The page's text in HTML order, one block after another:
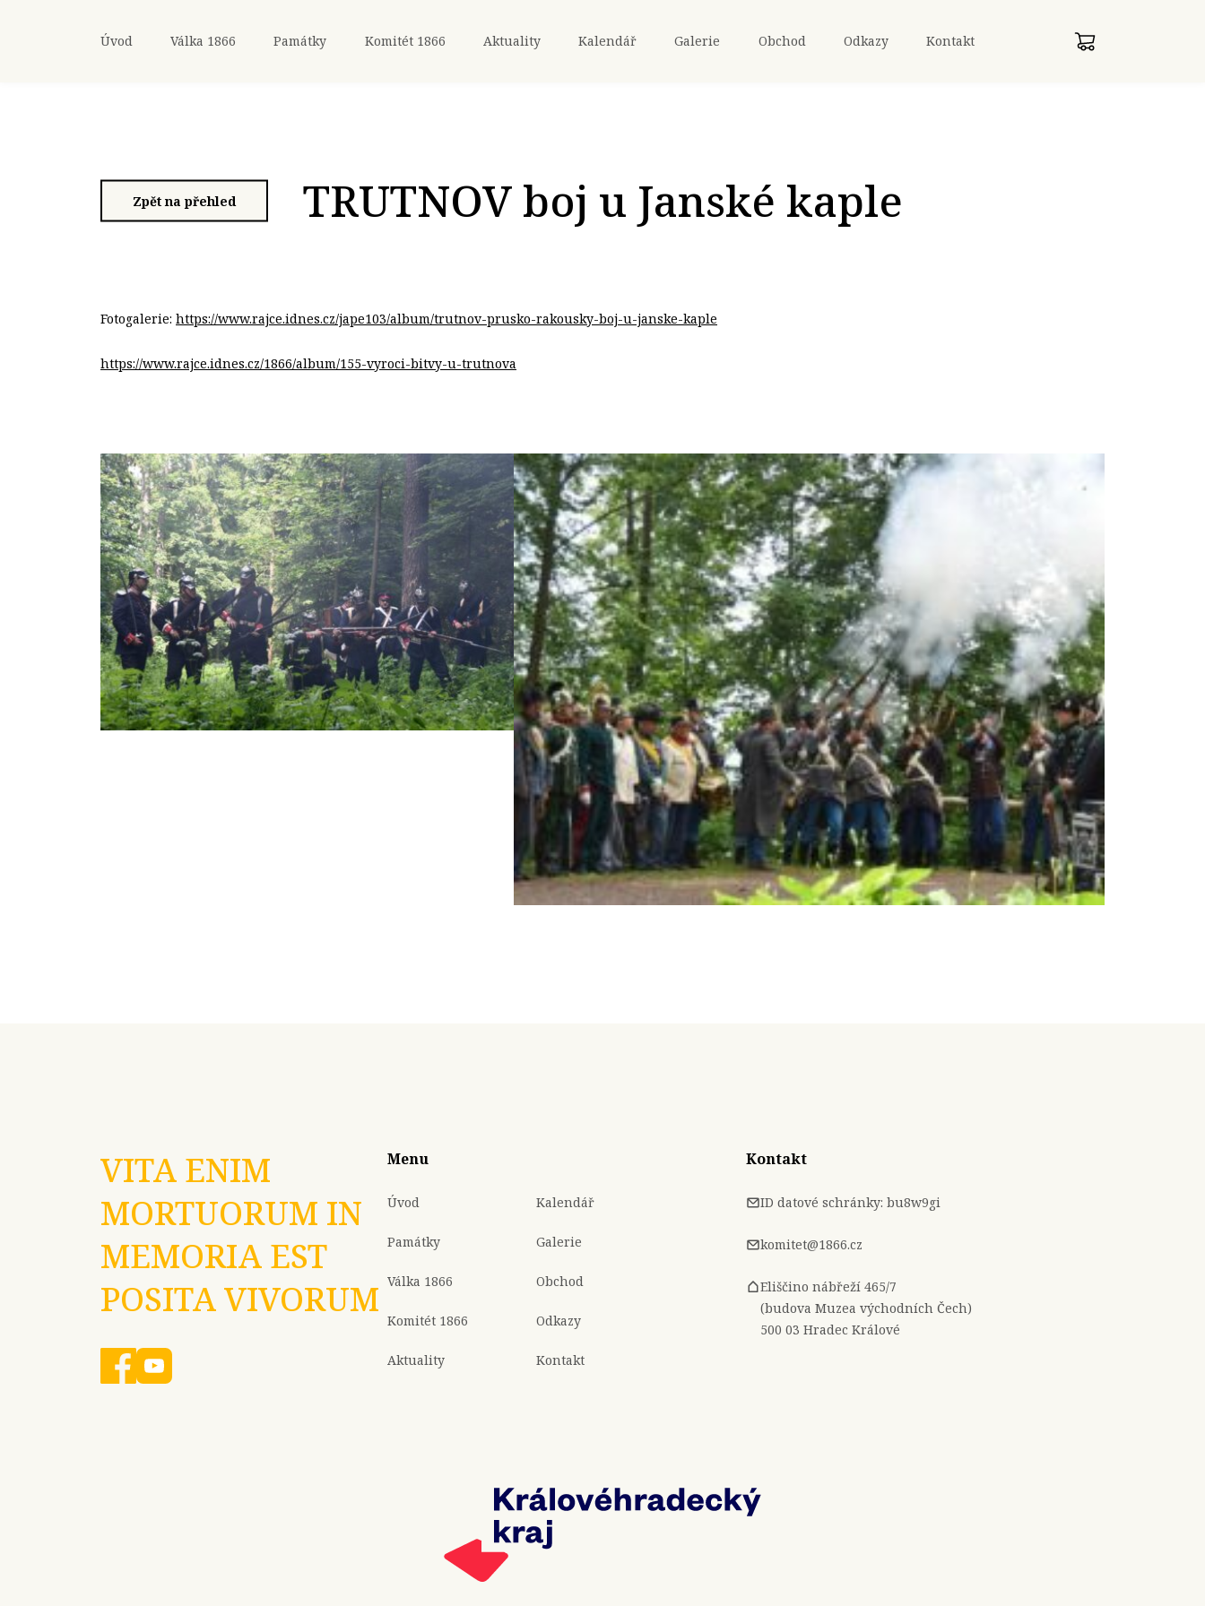
Úvod Válka 1866 Památky Komitét 1866 Aktuality Kalendář Galerie Obchod Odkazy Kontakt
Zpět na přehled TRUTNOV boj u Janské kaple
Fotogalerie: https://www.rajce.idnes.cz/jape103/album/trutnov-prusko-rakousky-boj-u-janske-kaple
https://www.rajce.idnes.cz/1866/album/155-vyroci-bitvy-u-trutnova
VITA ENIM
MORTUORUM IN
MEMORIA EST
POSITA VIVORUM
Menu
Úvod
Památky
Válka 1866
Komitét 1866
Aktuality
Kalendář
Galerie
Obchod
Odkazy
Kontakt
Kontakt
ID datové schránky: bu8w9gi
komitet@1866.cz
Eliščino nábřeží 465/7
(budova Muzea východních Čech)
500 03 Hradec Králové